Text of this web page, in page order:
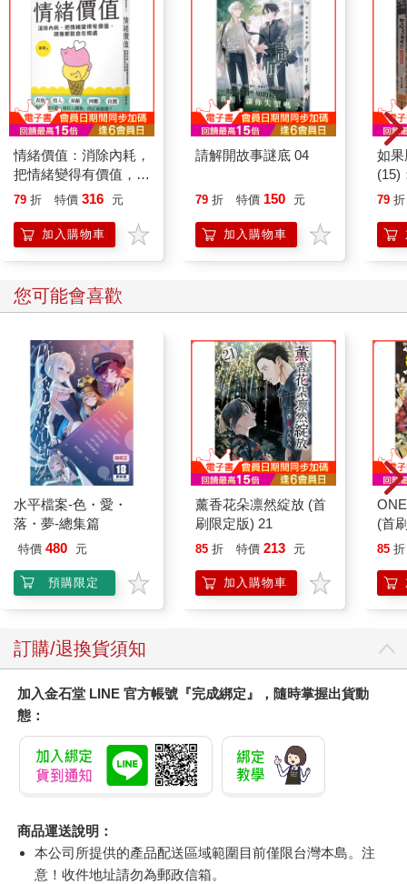
情緒價值：消除內耗，
把情緒變得有價值，跟
誰都能自在相處
79 折 特價 316 元
加入購物車
請解開故事謎底 04
79 折 特價 150 元
加入購物車
如
(15)
貓
79 折
您可能會喜歡
水平檔案-色・愛・
落・夢-總集篇
特價 480 元
預購限定
薰香花朵凛然綻放 (首
刷限定版) 21
85 折 特價 213 元
加入購物車
(首
85 折
訂購/退換貨須知
加入金石堂 LINE 官方帳號『完成綁定』，隨時掌握出貨動
態：
商品運送說明：
本公司所提供的產品配送區域範圍目前僅限台灣本島。注
意！收件地址請勿為郵政信箱。